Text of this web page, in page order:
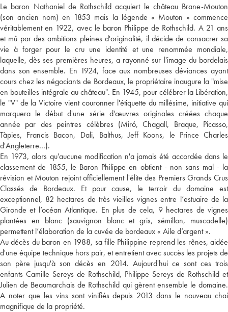
Le baron Nathaniel de Rothschild acquiert le château Brane-Mouton
(son ancien nom) en 1853 mais la légende « Mouton » commence
véritablement en 1922, avec le baron Philippe de Rothschild. A 21 ans
et mû par des ambitions pleines d'originalité, il décide de consacrer sa
vie à forger pour le cru une identité et une renommée mondiale,
laquelle, dès ses premières heures, a rayonné sur l'image du bordelais
dans son ensemble. En 1924, face aux nombreuses déviances ayant
cours chez les négociants de Bordeaux, le propriétaire inaugure la "mise
en bouteilles intégrale au château". En 1945, pour célébrer la Libération,
le "V" de la Victoire vient couronner l'étiquette du millésime, initiative qui
marquera le début d'une série d'œuvres originales créées chaque
année par des peintres célèbres (Miró, Chagall, Braque, Picasso,
Tàpies, Francis Bacon, Dali, Balthus, Jeff Koons, le Prince Charles
d'Angleterre...).
En 1973, alors qu'aucune modification n'a jamais été accordée dans le
classement de 1855, le Baron Philippe en obtient - non sans mal - la
révision et Mouton rejoint officiellement l'élite des Premiers Grands Crus
Classés de Bordeaux. Et pour cause, le terroir du domaine est
exceptionnel, 82 hectares de très vieilles vignes entre l’estuaire de la
Gironde et l’océan Atlantique. En plus de cela, 9 hectares de vignes
plantées en blanc (sauvignon blanc et gris, sémillon, muscadelle)
permettent l’élaboration de la cuvée de bordeaux « Aile d’argent ».
Au décès du baron en 1988, sa fille Philippine reprend les rênes, aidée
d'une équipe technique hors pair, et entretient avec succès les projets de
son père jusqu'à son décès en 2014. Aujourd'hui ce sont ces trois
enfants Camille Sereys de Rothschild, Philippe Sereys de Rothschild et
Julien de Beaumarchais de Rothschild qui gèrent ensemble le domaine.
A noter que les vins sont vinifiés depuis 2013 dans le nouveau chai
magnifique de la propriété.